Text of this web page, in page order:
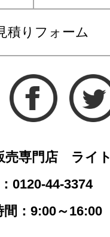
積りフォーム
売専門店 ライ
0120-44-3374
間：9:00～16:00